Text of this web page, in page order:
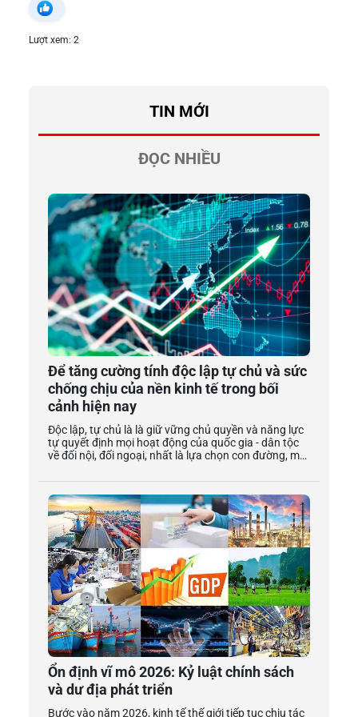
Lượt xem: 2
TIN MỚI
ĐỌC NHIỀU
Để tăng cường tính độc lập tự chủ và sức
chống chịu của nền kinh tế trong bối
cảnh hiện nay
Độc lập, tự chủ là là giữ vững chủ quyền và năng lực tự quyết định mọi hoạt động của quốc gia - dân tộc về đối nội, đối ngoại, nhất là lựa chọn con đường, mô hình phát triển, chế độ chính trị, kinh tế, văn hóa, xã hội, quốc phòng, an ninh, đối ngoại theo lợi ích cao nhất của quốc gia và ý chí của người dân, không phụ thuộc vào bất cứ thế lực nào từ bên ngoài; trong đó, độc lập, tự chủ về kinh tế là nền tảng vật chất cơ bản để giữ vững độc lập, tự chủ về chính trị và tăng cường độc lập, tự chủ của quốc gia… Từ khoá: Lực lượng sản xuất mới; nền kinh tế; độc lập; tự chủ; phát triển; hội nhập; đất nước. 1. Điểm nhấn bối cảnh thế giới hiện nay Thế giới đương đại đang chứng kiến những biến chuyển nhanh chóng, phức tạp và khó lường của tình hình địa chính trị, kinh tế và môi trường khu vực và toàn cầu, trước mắt và lâu dài; đồng thời, tác động lan toả mạnh mẽ đến tất cả các nước dù thuộc chế độ chính trị xã hội nào và có trình độ phát triển cao hay thấp ra sao..., trong đó có Việt Nam, với một số động thái nổi bật sau: Thứ nhất, gia tăng cạnh tranh địa chính trị và tái cấu trúc trật tự kinh tế thế giới và quan hệ quốc tế mới theo hướng đa cực đa trung tâm. Nổi bật trong số đó là xu hướng gia tăng cạnh tranh chiến lược giữa các nước và nhóm nước Mỹ, EU - Nga - Trung Quốc, Ấn Độ; kéo theo dự gia tăng chi phí gắn với chạy đua quân sự và chạy đua công nghệ cao phục vụ chiến tranh tổng lực cả về quân sự, kinh tế, truyền thông, thông tin và tâm lý. Hệ thống đa phương bị thách thức ngày càng lớn, nhưng vẫn được phần đông các nước trong cộng đồng quốc tế coi trọng. Cách mạng công nghiệp 4.0 làm trầm trọng hơn xu hướng phân mảng, chia rẽ, nhất là chia rẽ số giữa các nước, các nhóm nước, gây ra những tác động lâu dài đối với cục diện thế giới và khu vực. Toàn cầu hóa hội nhập quốc tế vẫn tiếp diễn, dù chậm lại; các hoạt động vận tải, di chuyển vật chất toàn cầu suy giảm, nhường chỗ cho những phương cách, lĩnh vực toàn cầu hoá phi vật chất. Thương mại toàn cầu tiếp tục tăng, còn đầu tư quốc tế có thể giảm so với trước và được cấu trúc lại theo hướng gia tăng tính bền vững của các chuỗi sản xuất, cung ứng toàn cầu và hướng vào các lĩnh vực xanh, lĩnh vực số; sự cân bằng ngày càng đậm nét hơn giữa tự do hóa, mở cửa với tự cường; giữa hội nhập sâu rộng, toàn diện với tự chủ chiến lược; giữa tham gia cuộc chơi chung với nâng cao khả năng chống chịu bên trong từng quốc gia, từng nền kinh tế. Tính bền vững, bao trùm được quan tâm hơn; chuyển đổi số và kinh tế số trở thành xu thế lớn; tiến trình khu vực hóa được đẩy nhanh hơn. Đồng thời, sẽ tiếp tục gia tăng sự phân mảnh công nghệ và tái cơ cấu các chuỗi cung ứng kinh tế thế giới theo hướng chuyển dịch chuỗi sản xuất vào các thị trường quốc gia cùng phe nhóm và đồng minh, bạn bè hoặc trở lại trong nước. Tình trạng chạy đua, đối kháng về khoa học - công nghệ, đối kháng về kinh tế, cạnh tranh tài nguyên, cạnh tranh nguồn nhân lực chất lượng cao, chạy đua bảo vệ sở hữu trí tuệ... giữa các nước ngày càng gay gắt. Xu hướng dân chủ hóa quan hệ quốc tế bị thách thức nghiêm trọng hơn bởi chính trị cường quyền, cạnh tranh nước lớn. Nhận thức chung về tầm quan trọng của chủ nghĩa đa phương, hệ thống đa phương và ngoại giao đa phương của đa số các nước được nâng lên cùng với “áp lực buộc phải chọn phe”. Các nước vừa và nhỏ càng coi trọng vai trò của luật pháp quốc tế trong bảo vệ lợi ích quốc gia - dân tộc của mình. Ngoài ra, biến động khí hậu cực đoan và yêu cầu về bảo vệ môi trường và sức khoẻ người tiêu dùng cũng ngày càng cao, nghiêm ngặt và mở rộng hơn. Các thách thức an ninh truyền thống và phi truyền thống ngày càng gia tăng và đan xen, cộng hưởng gây hậu quả nặng nề hơn cho mỗi quốc gia và toàn thế giới, cả hiện tại và tương lai. Về tổng thể, thế giới đang bước vào giai đoạn kinh tế tăng trưởng chậm lại và áp lực nợ công và rủi ro trên thị trường tài chính, tiền tệ quốc tế, lạm phát, bất bình đẳng trong xã hội gia tăng so với 3 thập kỷ trước. Thứ hai, lực lượng sản xuất mới với những cấu thành mới và đặc tính mới đang đặt ra những nhận thức và yêu cầu mới về xây dựng nền kinh tế độc lập, tự chủ của mỗi quốc gia. Một trong những đặc trưng thời đại hiện nay là sự xuất hiện các cấu trúc lực lượng sản xuất mới, bao gồm cả các yếu tố đầu vào (như vật liệu mới, năng lượng mới, robot hình người và công nghệ tự động mới, AI và dữ liệu…), không gian kinh tế (nền kinh tế số và không gian kinh tế số), đồng tiền số/ảo và thị trường mới (mua bán các yếu tố và thành phẩm kinh tế số…)… Đặc điểm nổi bật của lực lượng sản xuất mới này là ngày càng hoạt động theo chuỗi, kết nối thành hệ thống dây chuyền, vừa có tính khép kín, vừa mang tính mở cao. Các biến động về cung - cầu, giá cả và chu kỳ thị trường liên quan cũng có nhiều động thái mới lạ, nhanh chóng, khó lường và mạnh mẽ, lan toả rộng, với phạm vi ngày càng bao quát hơn cả vĩ mô và vi mô, trong nước và quốc tế. Không gian kinh tế và năng suất lao động tăng nhanh, song các ranh giới và chủ quyền quốc gia ngày càng bị mờ dần trước sức mạnh, sự phụ thuộc và sự độc quyền công nghệ. Các lợi thế so sánh truyền thống cạn dần hoặc giảm dần ý nghĩa, trong khi các thách thức và cả các cơ hội mới xuất hiện ngày càng nhiều. Đặc biệt, một quốc gia và tập đoàn, doanh nghiệp kinh doanh ngày càng phụ thuộc nhiều hơn vào các chuỗi cung ứng đầu vào, thị trường đầu ra và các đối tác công nghệ liên quan ngoài biên giới. Dữ liệu và thông tin, cũng như công nghệ và khả năng đổi mới, sáng tạo trở thành nguồn tài nguyên mới vô giá, ngày càng quyết định năng lực cạnh tranh hiệu quả của quốc gia và doanh nghiệp trong các hoạt động kinh tế mới, với nhiều sản phẩm và thị trường mới khó tính đúng tính đủ giá trị bằng tiền như các dạng kinh té vật chất truyền thống. Ngày càng nhiều ngành nghề truyền thống bị mất đi và xuất hiện những lĩnh vực, nghề nghiệp mới; cơ cấu lao động và yêu cầu giáo dục, đào tạo và đảm bảo an sinh xã hội cũng theo đó mà có sự chuyển dịch mới, sâu sắc. Trong bối cảnh đó, tính độc lập, tự chủ của quốc gia bị thách thức mạnh, thậm chí mất đi nhiều ý nghĩa nội hàm yêu cầu cũ, nhất là các quốc gia chậm thích ứng với chuyển đổi số, không có công nghệ nguồn và năng lực đổi mới, sáng tạo cao, thiếu phản ứng thị trường và chính sách nhanh nhạy và hiệu quả. Cách mạng công nghiệp 4.0 trong khi đem lại cơ hội học hỏi, gia tăng các loại hình việc làm mới, cơ hội “rượt đuổi và bắt kịp” cho những nước đi sau như Việt Nam, thì cũng làm tăng áp lực về và thách thức về nâng cao năng lực tham gia chuỗi sản xuất, cung ứng toàn cầu, cơ hội thu hút FDI và đảm bảo an sinh xã hội cho lao động Việt Nam. Thứ ba, các tiêu chí đo lường sức mạnh quốc gia ngày càng dựa trên cộng hưởng sức mạnh nội lực kinh tế, quốc phòng và khả năng phản ứng chính sách, phản ứng thị trường thông minh và hiệu quả. Ngày nay sức mạnh của các nước thường được đo bằng: i, Sức mạnh cứng: sức mạnh kinh tế (quy mô GDP, khả năng cạnh tranh thị trường và sự lành mạnh tài chính), tiềm lực khoa học - công nghệ; sức mạnh quốc phòng (số lượng quân đội, chi tiêu quốc phòng, công nghiệp quốc phòng, mạng lưới đồng minh…); ii, Sức mạnh mềm (sức hấp dẫn về mô hình, hệ giá trị; số lượng đối tác, vị thế, ảnh hưởng trên thế giới…); iii, Sức mạnh thông minh (khả năng sử dụng các loại sức mạnh để đạt được mục tiêu quốc gia, sự đúng đắn của chính sách và hiệu quả triển khai chính sách, khả năng điều chỉnh, phản ứng khi khủng hoảng…). Tổng thể sức mạnh quốc gia ngày càng dựa trên cộng hưởng sức mạnh nội lực kinh tế, quốc phòng và khả năng phản ứng chính sách, phản ứng thị trường thông minh và hiệu quả. Sức mạnh quốc gia còn được đánh giá theo nhiều tiêu chí khác tuỳ góc nhìn của các tổ chức quốc tế, song độc lập, tự chủ và đảm bảo sức chống chịu cao của nền kinh tế luôn là tiêu chí trọng tâm hội tụ và đo lường sức mạnh kinh tế quốc gia cả hiện tại và tương lai. Thực tế thế giới hiện đại cho thấy, không có ngoại lệ không đổ vỡ và phá sản nào cho bất kỳ mô hình phát triển, nền kinh tế quốc gia và doanh nghiệp, cũng như mọi tỷ phú thế giới nào nếu không có nhận thức đúng và kịp thời phản ứng linh hoạt chính sách và thị trường trong một bối cảnh trong nước và quốc tế ngày càng nhiều biến động phức tạp và khó lường. Đặc biệt, sự thành công của mỗi quốc gia tỷ lệ thuận với năng lực và hiệu lực, hiệu quả xây dựng và vận hành cơ chế đảm bảo hài hoà lợi ích, hội tụ, lan toả và phát huy được tổng hợp sức mạnh, các nguồn lực trong nước và quốc tế cho các mục tiêu lựa chọn phù hợp với từng giai đoạn lịch sử và thực tiễn trong nước, quốc tế; giữ vững niềm tin chính trị, niềm tin chính sách, niềm tin đầu tư và tiêu dùng thị trường; củng cố sự đoàn kết và đồng thuận xã hội cao; chủ động bám sát tình hình, tăng năng lực thông tin, dự báo và linh hoạt các kịch bản ứng phó kịp thời. 2. Nhận diện nền kinh tế độc lập tự chủ và sức chống chịu nền kinh tế theo tinh thần văn kiện Đại hội Đảng Cương lĩnh xây dựng đất nước trong thời kỳ quá độ lên chủ nghĩa xã hội (bổ sung, phát triển năm 2011), xác định: “xây dựng nền kinh tế độc lập, tự chủ ngày càng cao trong điều kiện hội nhập quốc tế ngày càng sâu rộng”. Chiến lược phát triển kinh tế - xã hội 2011-2020, nêu rõ: “Phát huy nội lực và sức mạnh dân tộc là yếu tố quyết định, đồng thời tranh thủ ngoại lực và sức mạnh thời đại là yếu tố quan trọng để phát triển nhanh, bền vững và xây dựng nền kinh tế độc lập, tự chủ”. Giải quyết mối quan hệ giữa xây dựng nền kinh tế độc lập, tự chủ và tích cực, chủ động hội nhập nhằm tạo dựng sức mạnh dân tộc; trong đó, nội lực là quyết định; tranh thủ yếu tố ngoại lực và thời đại có vai trò quan trọng. Nghị quyết số 22-NQ/TW, ngày 01/4/2013 của Bộ Chính trị (khóa XI) về hội nhập quốc tế, chủ trương: hội nhập kinh tế quốc tế là trọng tâm, hội nhập trong các lĩnh vực khác phải tạo thuận lợi cho hội nhập kinh tế và góp phần tích cực vào phát triển kinh tế. Đại hội XII (năm 2016), xác định: “chủ động, tích cực hội nhập kinh tế quốc tế; đa dạng hóa, đa phương hóa quan hệ kinh tế quốc tế… kết hợp hiệu quả ngoại lực và nội lực, gắn hội nhập kinh tế quốc tế với xây dựng nề
Ổn định vĩ mô 2026: Kỷ luật chính sách
và dư địa phát triển
Bước vào năm 2026, kinh tế thế giới tiếp tục chịu tác